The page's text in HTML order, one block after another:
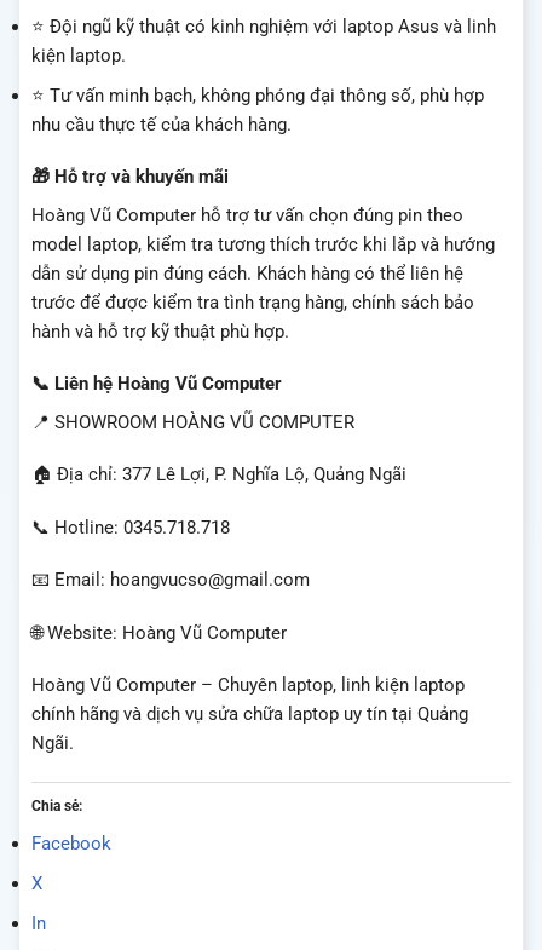
⭐ Đội ngũ kỹ thuật có kinh nghiệm với laptop Asus và linh
kiện laptop.
⭐ Tư vấn minh bạch, không phóng đại thông số, phù hợp
nhu cầu thực tế của khách hàng.
🎁 Hỗ trợ và khuyến mãi
Hoàng Vũ Computer hỗ trợ tư vấn chọn đúng pin theo
model laptop, kiểm tra tương thích trước khi lắp và hướng
dẫn sử dụng pin đúng cách. Khách hàng có thể liên hệ
trước để được kiểm tra tình trạng hàng, chính sách bảo
hành và hỗ trợ kỹ thuật phù hợp.
📞 Liên hệ Hoàng Vũ Computer
📍 SHOWROOM HOÀNG VŨ COMPUTER
🏠 Địa chỉ: 377 Lê Lợi, P. Nghĩa Lộ, Quảng Ngãi
📞 Hotline: 0345.718.718
📧 Email: hoangvucso@gmail.com
🌐 Website: Hoàng Vũ Computer
Hoàng Vũ Computer – Chuyên laptop, linh kiện laptop
chính hãng và dịch vụ sửa chữa laptop uy tín tại Quảng
Ngãi.
Chia sẻ:
Facebook
X
In